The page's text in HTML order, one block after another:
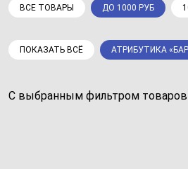
ВСЕ ТОВАРЫ ДО 1000 РУБ
ПОКАЗАТЬ ВСЁ АТРИБУТИКА
С выбранным фильтром товаров